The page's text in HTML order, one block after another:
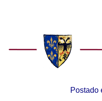
Postado